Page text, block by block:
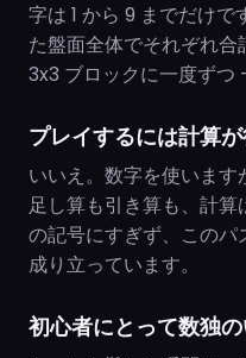
字は 1 から 9 までだけ
た盤面全体でそれぞれ
3x3 ブロックに一度ずつ
プレイするには計算
いいえ。数字を使います
足し算も引き算も、計
の記号にすぎず、この
成り立っています。
初心者にとって数独